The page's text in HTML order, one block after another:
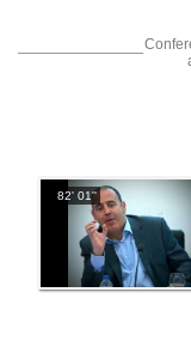
82' 01''